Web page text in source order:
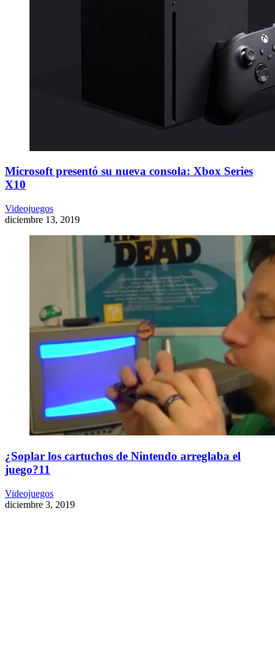
Microsoft presentó su nueva consola: Xbox Series
X10
Videojuegos
diciembre 13, 2019
¿Soplar los cartuchos de Nintendo arreglaba el
juego?11
Videojuegos
diciembre 3, 2019